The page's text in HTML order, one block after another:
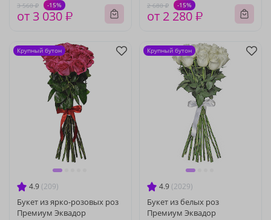
3 560 ₽ -15%
от 3 030 ₽
2 680 ₽ -15%
от 2 280 ₽
4.9 (209)
Букет из ярко-розовых роз
Премиум Эквадор
Крупный бутон
4.9 (2029)
Букет из белых роз
Премиум Эквадор
Крупный бутон